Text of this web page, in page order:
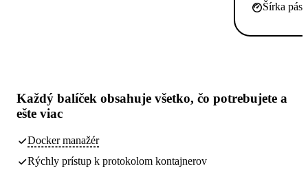
Šírka
Každý balíček obsahuje všetko, čo potrebujete a
ešte viac
Docker manažér
Rýchly prístup k protokolom kontajnerov